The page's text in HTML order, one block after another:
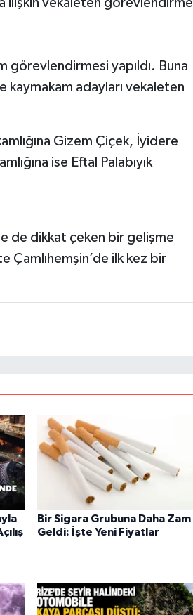
ilişkin vekaleten görevlendirme
görevlendirmesi yapıldı. Buna
kaymakam adayları vekaleten
Gizem Çiçek, İyidere
ise Eftal Palabıyık
de dikkat çeken bir gelişme
Çamlıhemşin’de ilk kez bir
Bir Sigara Grubuna Daha Zam
Geldi: İşte Yeni Fiyatlar